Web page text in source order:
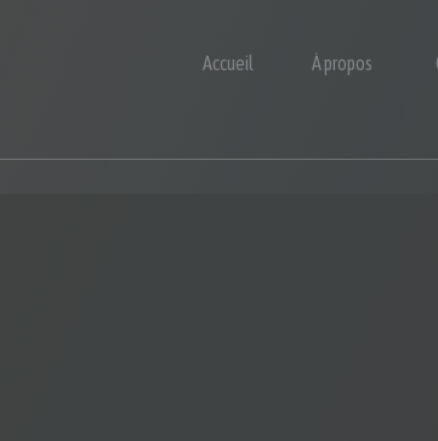
Accueil À propos